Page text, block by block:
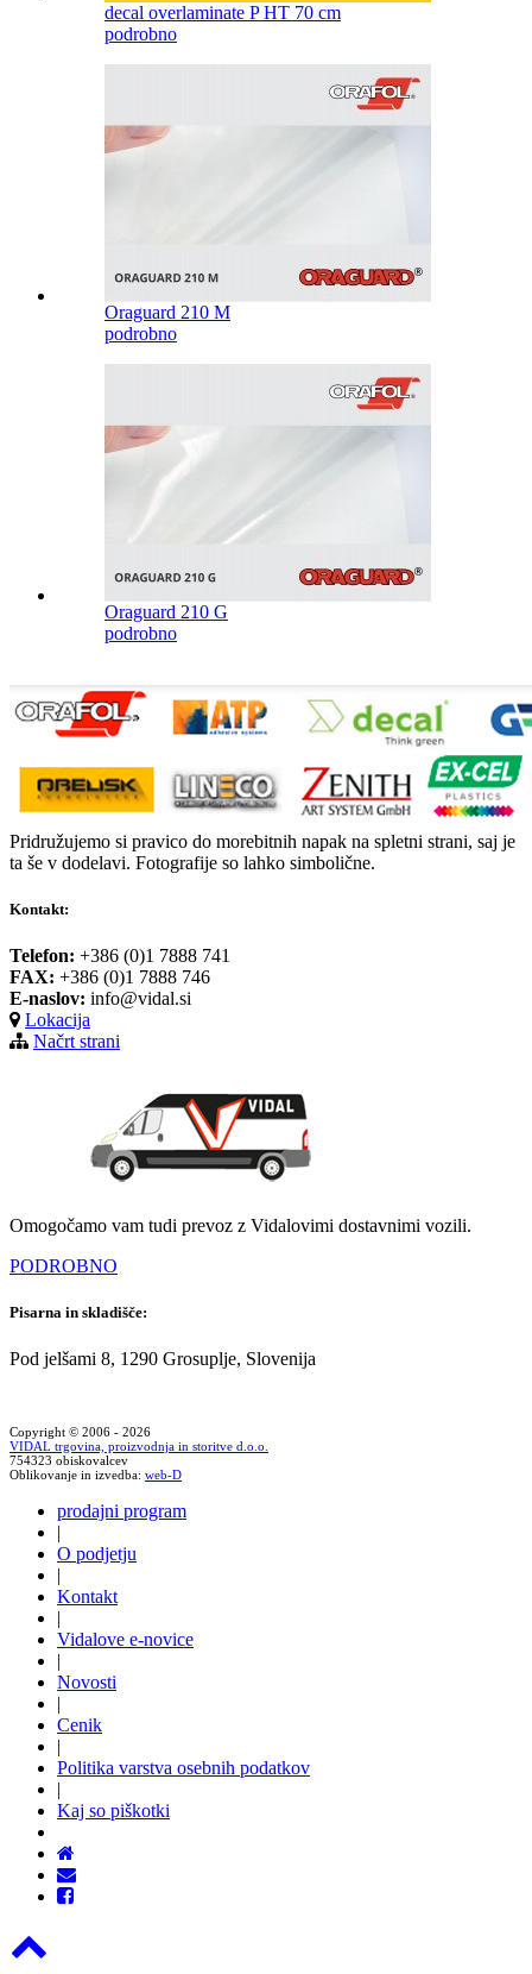
decal overlaminate P HT 70 cm
podrobno
Oraguard 210 M
podrobno
Oraguard 210 G
podrobno
Pridružujemo si pravico do morebitnih napak na spletni strani, saj je
ta še v dodelavi. Fotografije so lahko simbolične.
Kontakt:
Telefon: +386 (0)1 7888 741
FAX: +386 (0)1 7888 746
E-naslov: info@vidal.si
Lokacija
Načrt strani
Omogočamo vam tudi prevoz z Vidalovimi dostavnimi vozili.
PODROBNO
Pisarna in skladišče:
Pod jelšami 8, 1290 Grosuplje, Slovenija
Copyright © 2006 - 2026
VIDAL trgovina, proizvodnja in storitve d.o.o.
754323 obiskovalcev
Oblikovanje in izvedba: web-D
prodajni program
|
O podjetju
|
Kontakt
|
Vidalove e-novice
|
Novosti
|
Cenik
|
Politika varstva osebnih podatkov
|
Kaj so piškotki